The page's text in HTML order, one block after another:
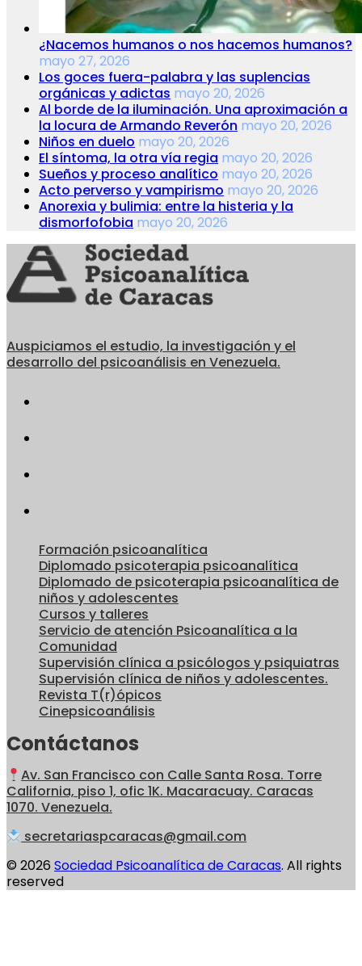
¿Nacemos humanos o nos hacemos humanos?
mayo 27, 2026
Los goces fuera-palabra y las suplencias
orgánicas y adictas mayo 20, 2026
Al borde de la iluminación. Una aproximación a
la locura de Armando Reverón mayo 20, 2026
Niños en duelo mayo 20, 2026
El síntoma, la otra vía regia mayo 20, 2026
Sueños y proceso analítico mayo 20, 2026
Acto perverso y vampirismo mayo 20, 2026
Anorexia y bulimia: entre la histeria y la
dismorfofobia mayo 20, 2026
Auspiciamos el estudio, la investigación y el
desarrollo del psicoanálisis en Venezuela.
Formación psicoanalítica
Diplomado psicoterapia psicoanalítica
Diplomado de psicoterapia psicoanalítica de
niños y adolescentes
Cursos y talleres
Servicio de atención Psicoanalítica a la
Comunidad
Supervisión clínica a psicólogos y psiquiatras
Supervisión clínica de niños y adolescentes.
Revista T(r)ópicos
Cinepsicoanálisis
Contáctanos
Av. San Francisco con Calle Santa Rosa. Torre
California, piso 1, ofic 1K. Macaracuay. Caracas
1070. Venezuela.
secretariaspcaracas@gmail.com
© 2026 Sociedad Psicoanalítica de Caracas. All rights
reserved